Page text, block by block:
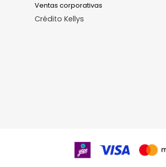
Ventas corporativas
Crédito Kellys